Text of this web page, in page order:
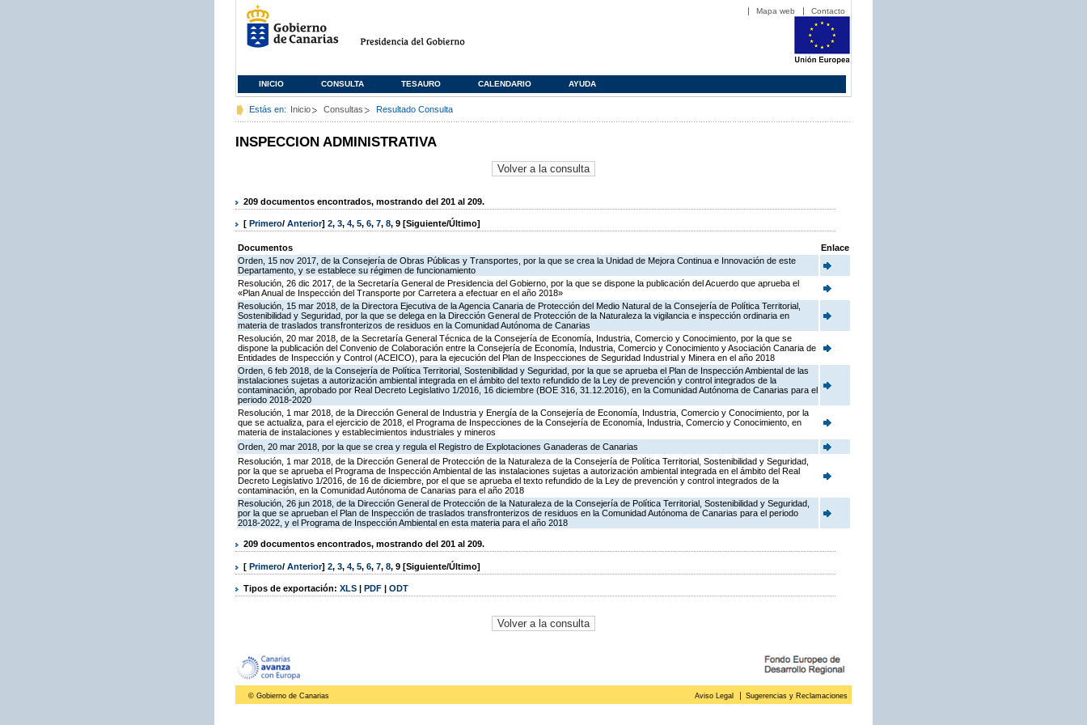
Mapa web Contacto
INICIO CONSULTA TESAURO CALENDARIO AYUDA
Estás en: Inicio Consultas Resultado Consulta
INSPECCION ADMINISTRATIVA
209 documentos encontrados, mostrando del 201 al 209.
[ Primero/ Anterior] 2, 3, 4, 5, 6, 7, 8, 9 [Siguiente/Último]
Documentos
Enlace
Orden, 15 nov 2017, de la Consejería de Obras Públicas y Transportes, por la que se crea la Unidad de Mejora Continua e Innovación de este
Departamento, y se establece su régimen de funcionamiento
Resolución, 26 dic 2017, de la Secretaría General de Presidencia del Gobierno, por la que se dispone la publicación del Acuerdo que aprueba el
«Plan Anual de Inspección del Transporte por Carretera a efectuar en el año 2018»
Resolución, 15 mar 2018, de la Directora Ejecutiva de la Agencia Canaria de Protección del Medio Natural de la Consejería de Política Territorial,
Sostenibilidad y Seguridad, por la que se delega en la Dirección General de Protección de la Naturaleza la vigilancia e inspección ordinaria en
materia de traslados transfronterizos de residuos en la Comunidad Autónoma de Canarias
Resolución, 20 mar 2018, de la Secretaría General Técnica de la Consejería de Economía, Industria, Comercio y Conocimiento, por la que se
dispone la publicación del Convenio de Colaboración entre la Consejería de Economía, Industria, Comercio y Conocimiento y Asociación Canaria de
Entidades de Inspección y Control (ACEICO), para la ejecución del Plan de Inspecciones de Seguridad Industrial y Minera en el año 2018
Orden, 6 feb 2018, de la Consejería de Política Territorial, Sostenibilidad y Seguridad, por la que se aprueba el Plan de Inspección Ambiental de las
instalaciones sujetas a autorización ambiental integrada en el ámbito del texto refundido de la Ley de prevención y control integrados de la
contaminación, aprobado por Real Decreto Legislativo 1/2016, 16 diciembre (BOE 316, 31.12.2016), en la Comunidad Autónoma de Canarias para el
periodo 2018-2020
Resolución, 1 mar 2018, de la Dirección General de Industria y Energía de la Consejería de Economía, Industria, Comercio y Conocimiento, por la
que se actualiza, para el ejercicio de 2018, el Programa de Inspecciones de la Consejería de Economía, Industria, Comercio y Conocimiento, en
materia de instalaciones y establecimientos industriales y mineros
Orden, 20 mar 2018, por la que se crea y regula el Registro de Explotaciones Ganaderas de Canarias
Resolución, 1 mar 2018, de la Dirección General de Protección de la Naturaleza de la Consejería de Política Territorial, Sostenibilidad y Seguridad,
por la que se aprueba el Programa de Inspección Ambiental de las instalaciones sujetas a autorización ambiental integrada en el ámbito del Real
Decreto Legislativo 1/2016, de 16 de diciembre, por el que se aprueba el texto refundido de la Ley de prevención y control integrados de la
contaminación, en la Comunidad Autónoma de Canarias para el año 2018
Resolución, 26 jun 2018, de la Dirección General de Protección de la Naturaleza de la Consejería de Política Territorial, Sostenibilidad y Seguridad,
por la que se aprueban el Plan de Inspección de traslados transfronterizos de residuos en la Comunidad Autónoma de Canarias para el periodo
2018-2022, y el Programa de Inspección Ambiental en esta materia para el año 2018
209 documentos encontrados, mostrando del 201 al 209.
[ Primero/ Anterior] 2, 3, 4, 5, 6, 7, 8, 9 [Siguiente/Último]
Tipos de exportación: XLS | PDF | ODT
© Gobierno de Canarias Aviso Legal Sugerencias y Reclamaciones